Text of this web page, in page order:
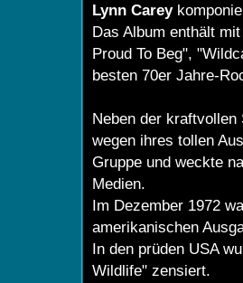
Lynn Carey
Das Album enthält
Proud To Beg",
besten 70er Jahre-
Neben der
wegen ihres tollen
Gruppe und weckte
Medien.
Im Dezember 1972
amerikanischen
In den prüden USA
Wildlife" zensiert.